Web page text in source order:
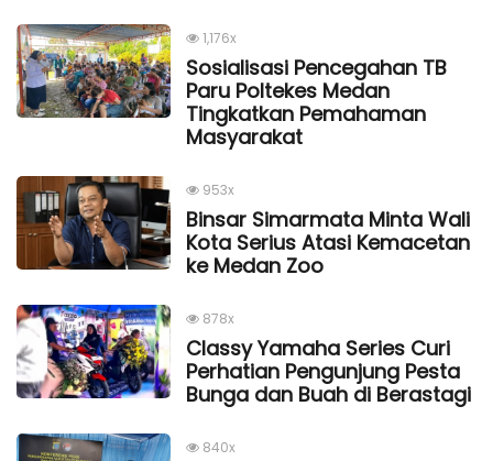
1,176x
Sosialisasi Pencegahan TB
Paru Poltekes Medan
Tingkatkan Pemahaman
Masyarakat
953x
Binsar Simarmata Minta Wali
Kota Serius Atasi Kemacetan
ke Medan Zoo
878x
Classy Yamaha Series Curi
Perhatian Pengunjung Pesta
Bunga dan Buah di Berastagi
840x